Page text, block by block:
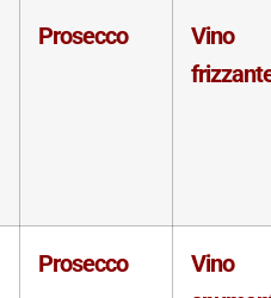
Prosecco
Vino
Prosecco
Vino